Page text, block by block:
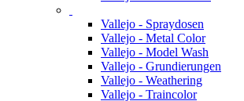
Vallejo - Spraydosen
Vallejo - Metal Color
Vallejo - Model Wash
Vallejo - Grundierungen
Vallejo - Weathering
Vallejo - Traincolor